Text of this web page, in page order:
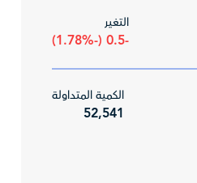
التغير
-0.5 (-1.78%)
الكمية المتداولة
52,541